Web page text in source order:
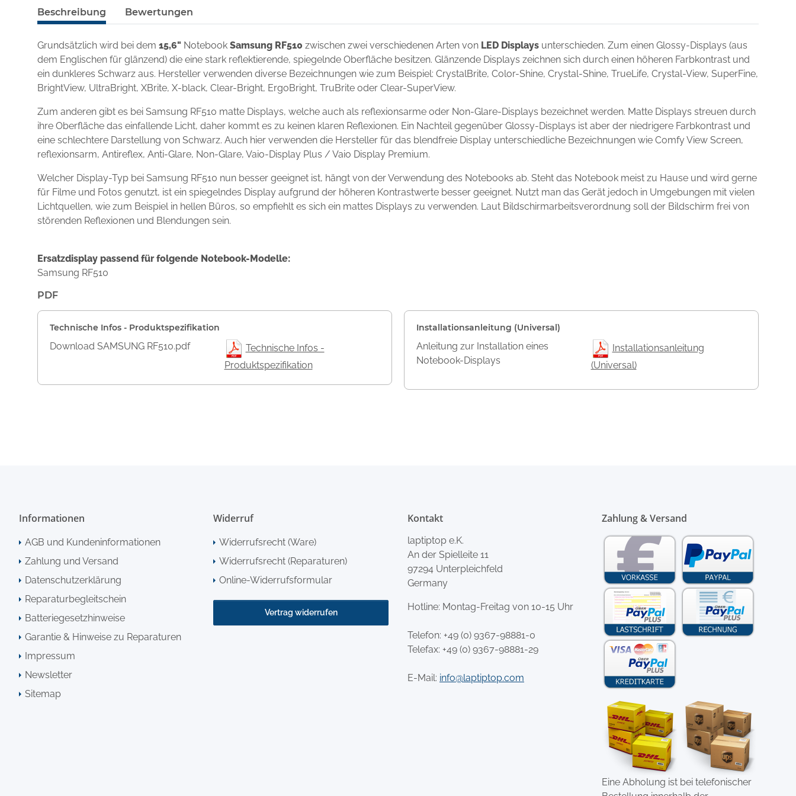
Beschreibung Bewertungen
Grundsätzlich wird bei dem 15,6" Notebook Samsung RF510 zwischen zwei verschiedenen Arten von LED Displays unterschieden. Zum einen Glossy-Displays (aus
dem Englischen für glänzend) die eine stark reflektierende, spiegelnde Oberfläche besitzen. Glänzende Displays zeichnen sich durch einen höheren Farbkontrast und
ein dunkleres Schwarz aus. Hersteller verwenden diverse Bezeichnungen wie zum Beispiel: CrystalBrite, Color-Shine, Crystal-Shine, TrueLife, Crystal-View, SuperFine,
BrightView, UltraBright, XBrite, X-black, Clear-Bright, ErgoBright, TruBrite oder Clear-SuperView.
Zum anderen gibt es bei Samsung RF510 matte Displays, welche auch als reflexionsarme oder Non-Glare-Displays bezeichnet werden. Matte Displays streuen durch
ihre Oberfläche das einfallende Licht, daher kommt es zu keinen klaren Reflexionen. Ein Nachteil gegenüber Glossy-Displays ist aber der niedrigere Farbkontrast und
eine schlechtere Darstellung von Schwarz. Auch hier verwenden die Hersteller für das blendfreie Display unterschiedliche Bezeichnungen wie Comfy View Screen,
reflexionsarm, Antireflex, Anti-Glare, Non-Glare, Vaio-Display Plus / Vaio Display Premium.
Welcher Display-Typ bei Samsung RF510 nun besser geeignet ist, hängt von der Verwendung des Notebooks ab. Steht das Notebook meist zu Hause und wird gerne
für Filme und Fotos genutzt, ist ein spiegelndes Display aufgrund der höheren Kontrastwerte besser geeignet. Nutzt man das Gerät jedoch in Umgebungen mit vielen
Lichtquellen, wie zum Beispiel in hellen Büros, so empfiehlt es sich ein mattes Displays zu verwenden. Laut Bildschirmarbeitsverordnung soll der Bildschirm frei von
störenden Reflexionen und Blendungen sein.
Ersatzdisplay passend für folgende Notebook-Modelle:
Samsung RF510
PDF
Technische Infos - Produktspezifikation
Download SAMSUNG RF510.pdf
Technische Infos -
Produktspezifikation
Installationsanleitung (Universal)
Anleitung zur Installation eines
Notebook-Displays
Installationsanleitung
(Universal)
Informationen
AGB und Kundeninformationen
Zahlung und Versand
Datenschutzerklärung
Reparaturbegleitschein
Batteriegesetzhinweise
Garantie & Hinweise zu Reparaturen
Impressum
Newsletter
Sitemap
Widerruf
Widerrufsrecht (Ware)
Widerrufsrecht (Reparaturen)
Online-Widerrufsformular
Vertrag widerrufen
Kontakt
laptiptop e.K.
An der Spielleite 11
97294 Unterpleichfeld
Germany
Hotline: Montag-Freitag von 10-15 Uhr
Telefon: +49 (0) 9367-98881-0
Telefax: +49 (0) 9367-98881-29
E-Mail: info@laptiptop.com
Zahlung & Versand
Eine Abholung ist bei telefonischer